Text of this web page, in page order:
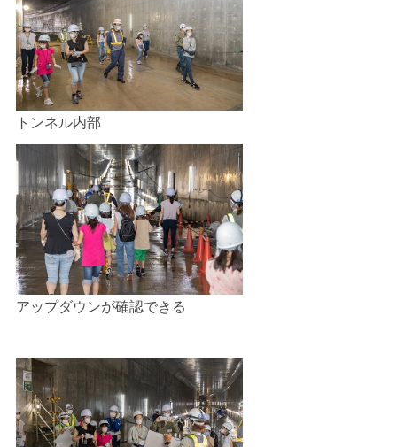
トンネル内部
アップダウンが確認できる